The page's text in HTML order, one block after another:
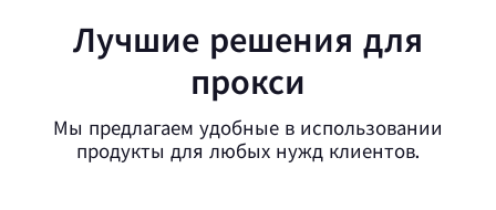
Лучшие решения для
прокси
Мы предлагаем удобные в использовании
продукты для любых нужд клиентов.